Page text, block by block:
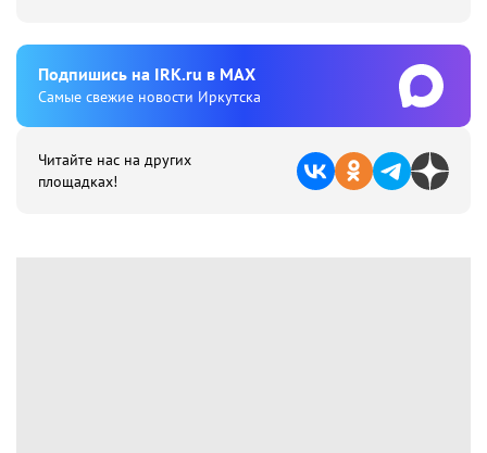
Подпишиcь на IRK.ru в MAX
Cамые свежие новости Иркутска
Читайте нас на других
площадках!